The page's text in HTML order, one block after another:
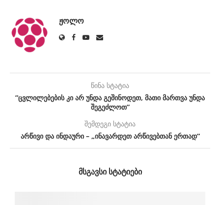
ᲟᲝᲚᲝ
წინა სტატია
”ცვლილებების კი არ უნდა გეშინოდეთ, მათი მართვა უნდა
შეგეძლოთ”
შემდეგი სტატია
არწივი და ინდაური – „ინავარდეთ არწივებთან ერთად“
ᲛᲡᲒᲐᲕᲡᲘ ᲡᲢᲐᲢᲘᲔᲑᲘ